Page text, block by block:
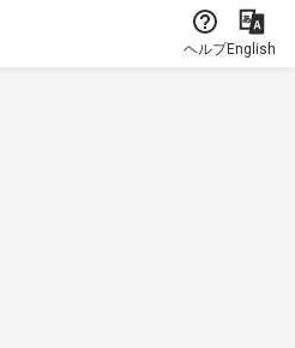
ヘルプEnglish